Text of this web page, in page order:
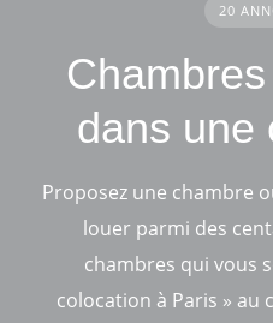
20
dans une
Proposez une chambre
louer parmi des
chambres qui vous
colocation à Paris »